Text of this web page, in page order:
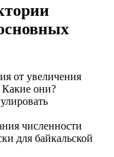
от увеличения
Какие они?
численности
для байкальской